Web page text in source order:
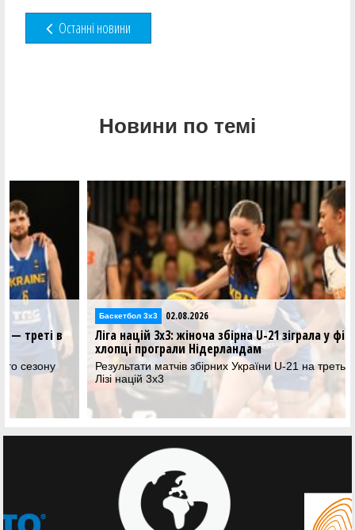
Останні новини
Новини по темі
Баскетбол 3х3 02.08.2026
Ліга націй 3х3: жіноча збірна U-21 зіграла у фіналі,
хлопці програли Нідерландам
Результати матчів збірних України U-21 на третьому стопі у
Лізі націй 3х3